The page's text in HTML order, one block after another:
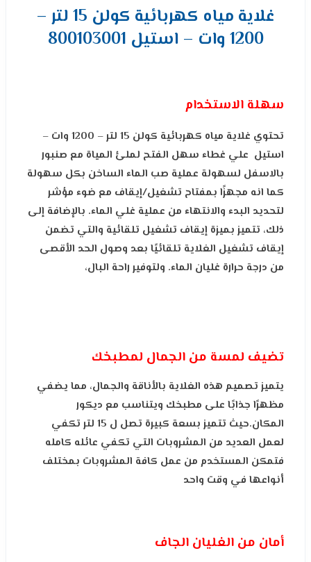
غلاية مياه كهربائية كولن 15 لتر –
1200 وات – استيل 800103001
سهلة الاستخدام
تحتوي غلاية مياه كهربائية كولن 15 لتر – 1200 وات –
استيل علي غطاء سهل الفتح لملئ المياة مع صنبور
بالاسفل لسهولة عملية صب الماء الساخن بكل سهولة
كما انه مجهزًا بمفتاح تشغيل/إيقاف مع ضوء مؤشر
لتحديد البدء والانتهاء من عملية غلي الماء. بالإضافة إلى
ذلك، تتميز بميزة إيقاف تشغيل تلقائية والتي تضمن
إيقاف تشغيل الغلاية تلقائيًا بعد وصول الحد الأقصى
من درجة حرارة غليان الماء. ولتوفير راحة البال،
تضيف لمسة من الجمال لمطبخك
يتميز تصميم هذه الغلاية بالأناقة والجمال، مما يضفي
مظهرًا جذابًا على مطبخك ويتناسب مع ديكور
المكان.حيث تتميز بسعة كبيرة تصل ل 15 لتر تكفي
لعمل العديد من المشروبات التي تكفي عائله كامله
فتمكن المستخدم من عمل كافة المشروبات بمختلف
أنواعها في وقت واحد
أمان من الغليان الجاف